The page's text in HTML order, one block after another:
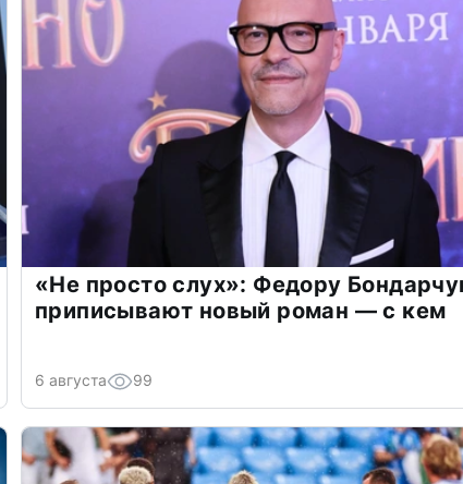
«Не просто слух»: Федору
приписывают новый роман — с кем
6 августа 99